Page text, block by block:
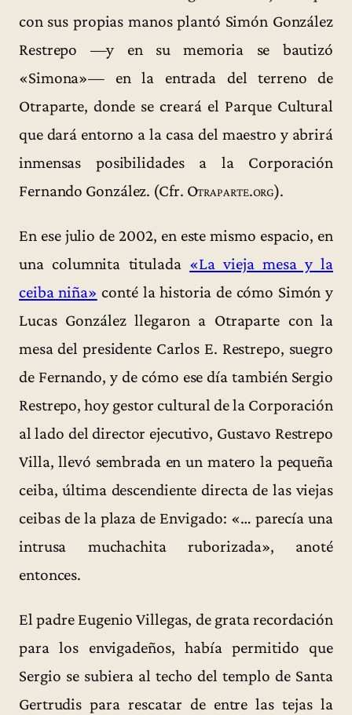
con sus propias manos plantó Simón González
Restrepo —y en su memoria se bautizó
«Simona»— en la entrada del terreno de
Otraparte, donde se creará el Parque Cultural
que dará entorno a la casa del maestro y abrirá
inmensas posibilidades a la Corporación
Fernando González. (Cfr. Otraparte.org).
En ese julio de 2002, en este mismo espacio, en
una columnita titulada «La vieja mesa y la
ceiba niña» conté la historia de cómo Simón y
Lucas González llegaron a Otraparte con la
mesa del presidente Carlos E. Restrepo, suegro
de Fernando, y de cómo ese día también Sergio
Restrepo, hoy gestor cultural de la Corporación
al lado del director ejecutivo, Gustavo Restrepo
Villa, llevó sembrada en un matero la pequeña
ceiba, última descendiente directa de las viejas
ceibas de la plaza de Envigado: «… parecía una
intrusa muchachita ruborizada», anoté
entonces.
El padre Eugenio Villegas, de grata recordación
para los envigadeños, había permitido que
Sergio se subiera al techo del templo de Santa
Gertrudis para rescatar de entre las tejas la